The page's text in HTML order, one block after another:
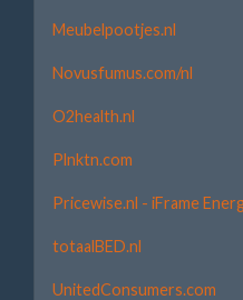
Meubelpootjes.nl
Novusfumus.com/nl
O2health.nl
Plnktn.com
Pricewise.nl - iFrame
totaalBED.nl
UnitedConsumers.com